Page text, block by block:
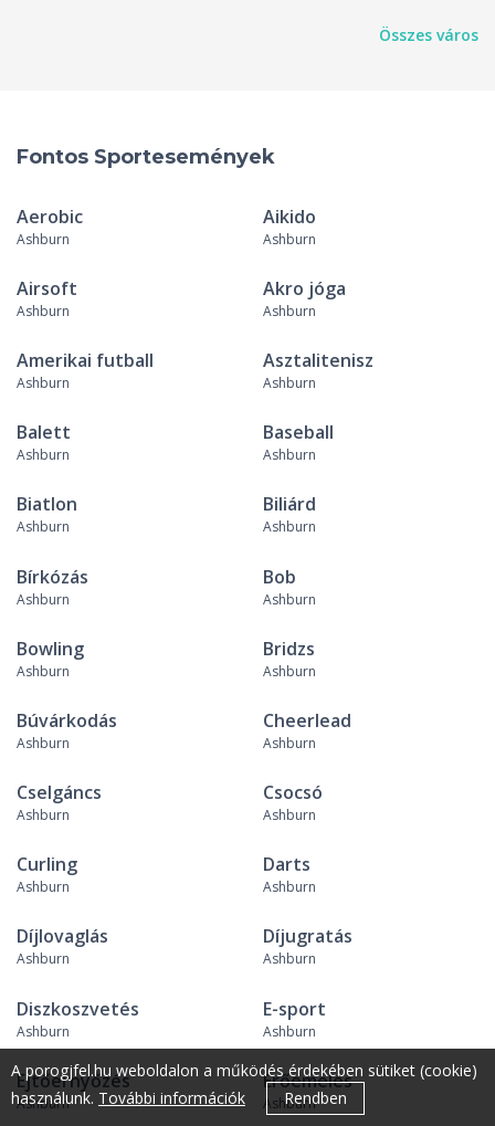
Összes város
Fontos Sportesemények
Aerobic
Ashburn
Aikido
Ashburn
Airsoft
Ashburn
Akro jóga
Ashburn
Amerikai futball
Ashburn
Asztalitenisz
Ashburn
Balett
Ashburn
Baseball
Ashburn
Biatlon
Ashburn
Biliárd
Ashburn
Bírkózás
Ashburn
Bob
Ashburn
Bowling
Ashburn
Bridzs
Ashburn
Búvárkodás
Ashburn
Cheerlead
Ashburn
Cselgáncs
Ashburn
Csocsó
Ashburn
Curling
Ashburn
Darts
Ashburn
Díjlovaglás
Ashburn
Díjugratás
Ashburn
Diszkoszvetés
Ashburn
E-sport
Ashburn
Ejtőernyőzés
Ashburn
Erőemelés
Ashburn
A porogjfel.hu weboldalon a működés érdekében sütiket (cookie)
használunk. További információk Rendben